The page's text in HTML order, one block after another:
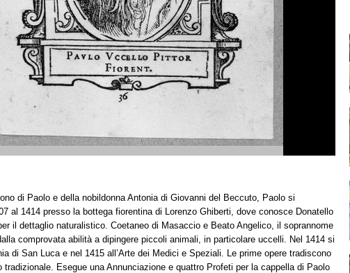
di Paolo e della nobildonna Antonia di Giovanni del Beccuto, Paolo si
al 1414 presso la bottega fiorentina di Lorenzo Ghiberti, dove conosce Donatello
il dettaglio naturalistico. Coetaneo di Masaccio e Beato Angelico, il soprannome
comprovata abilità a dipingere piccoli animali, in particolare uccelli. Nel 1414 si
di San Luca e nel 1415 all’Arte dei Medici e Speziali. Le prime opere tradiscono
tradizionale. Esegue una Annunciazione e quattro Profeti per la cappella di Paolo